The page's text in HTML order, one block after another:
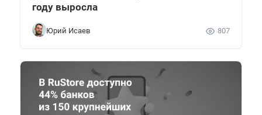
году выросла
Юрий Исаев 807